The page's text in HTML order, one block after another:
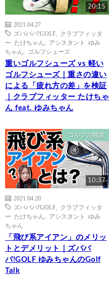
20:15
2021.04.27
ズバババ!GOLF, クラブフィッタ
ー たけちゃん
アシスタント ゆみ
ちゃん
ゴルフシューズ
重いゴルフシューズ vs 軽い
ゴルフシューズ｜重さの違い
による「疲れ方の差」を検証
｜クラブフィッター たけちゃ
ん feat. ゆみちゃん
ゴルフの雑談
10:37
2021.04.20
ズバババ!GOLF, クラブフィッタ
ー たけちゃん
アシスタント ゆみ
ちゃん
「飛び系アイアン」のメリッ
トとデメリット｜ズババ
バ!GOLF ゆみちゃんのGolf
Talk